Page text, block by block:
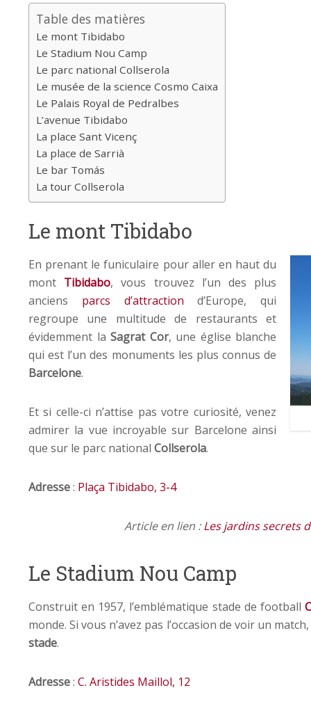
Table des matières
Le mont Tibidabo
Le Stadium Nou Camp
Le parc national Collserola
Le musée de la science Cosmo Caixa
Le Palais Royal de Pedralbes
L’avenue Tibidabo
La place Sant Vicenç
La place de Sarrià
Le bar Tomás
La tour Collserola
Le mont Tibidabo
En prenant le funiculaire pour aller en haut du
mont Tibidabo, vous trouvez l’un des plus
anciens parcs d’attraction d’Europe, qui
regroupe une multitude de restaurants et
évidemment la Sagrat Cor, une église blanche
qui est l’un des monuments les plus connus de
Barcelone.
Et si celle-ci n’attise pas votre curiosité, venez
admirer la vue incroyable sur Barcelone ainsi
que sur le parc national Collserola.
Adresse: Plaça Tibidabo, 3-4
Article en lien :Les jardins secrets
Le Stadium Nou Camp
Construit en 1957, l’emblématique stade de football
monde. Si vous n’avez pas l’occasion de voir un
stade.
Adresse: C. Aristides Maillol, 12